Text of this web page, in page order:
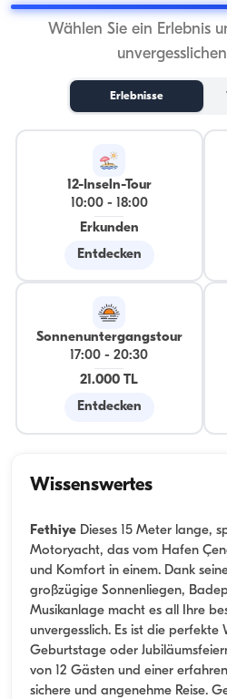
Wählen Sie ein Erlebnis
Erlebnisse
12-Inseln-Tour
10:00-
18:00
Erkunden
Entdecken
Sonnenuntergangstour
17:00 -20:30
21.000 TL
Entdecken
Wissenswertes
Fethiye Dieses 15 Meter lange,
Motoryacht, das vom Hafen
und Komfort in einem. Dank
großzügige Sonnenliegen,
Musikanlage macht es all Ihre
unvergesslich. Es ist die
Geburtstage oder
von 12 Gästen und einer
sichere und angenehme Reise.